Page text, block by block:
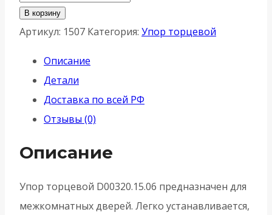
товара
Упор
AGB
(АГБ)
дверной
D00320.15.06
В корзину
Артикул: 1507 Категория: Упор торцевой
Описание
Детали
Доставка по всей РФ
Отзывы (0)
Описание
Упор торцевой D00320.15.06 предназначен для
межкомнатных дверей. Легко устанавливается,